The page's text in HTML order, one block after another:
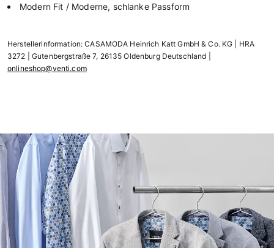
Modern Fit / Moderne, schlanke Passform
Herstellerinformation: CASAMODA Heinrich Katt GmbH & Co. KG | HRA
3272 | Gutenbergstraße 7, 26135 Oldenburg Deutschland |
onlineshop@venti.com